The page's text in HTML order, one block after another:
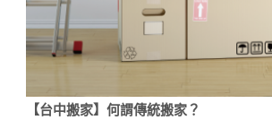
【台中搬家】何謂傳統搬家？